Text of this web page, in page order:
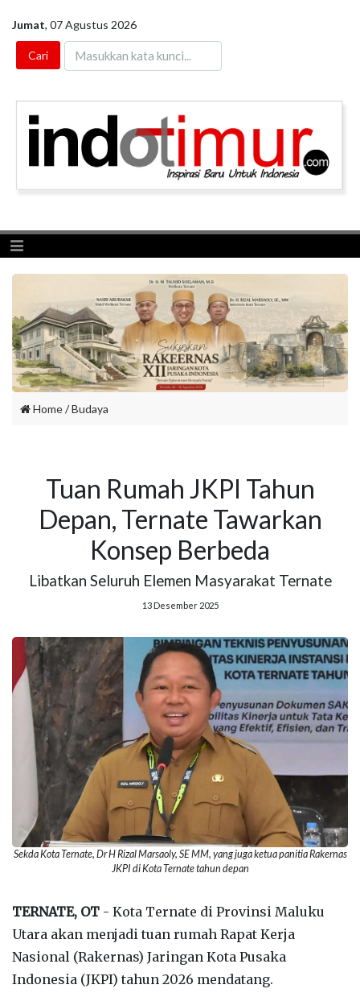
Jumat, 07 Agustus 2026
Toggle navigation
Home/Budaya
Tuan Rumah JKPI Tahun
Depan, Ternate Tawarkan
Konsep Berbeda
Libatkan Seluruh Elemen Masyarakat Ternate
13 Desember 2025
Sekda Kota Ternate, Dr H Rizal Marsaoly, SE MM, yang juga ketua panitia Rakernas
JKPI di Kota Ternate tahun depan
TERNATE, OT - Kota Ternate di Provinsi Maluku
Utara akan menjadi tuan rumah Rapat Kerja
Nasional (Rakernas) Jaringan Kota Pusaka
Indonesia (JKPI) tahun 2026 mendatang.